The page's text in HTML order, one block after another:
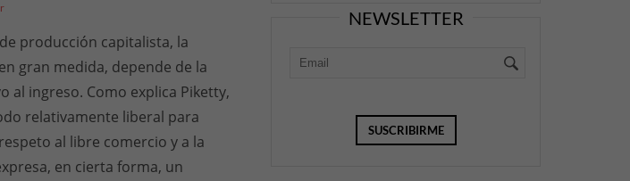
producción capitalista, la
gran medida, depende de la
al ingreso. Como explica Piketty,
relativamente liberal para
al libre comercio y a la
en cierta forma, un
NEWSLETTER